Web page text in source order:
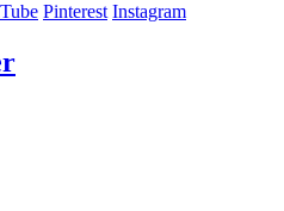
Pinterest Instagram